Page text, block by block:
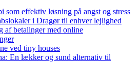
som effektiv løsning på angst og stress
i Dragør til enhver lejlighed
af betalinger med online
ved tiny houses
En lækker og sund alternativ til